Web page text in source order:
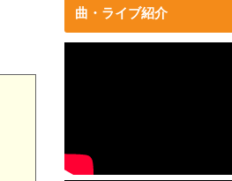
曲・ライブ紹介